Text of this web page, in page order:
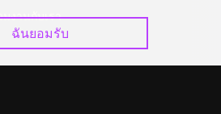
มงานกับเรา
ฉันยอมรับ